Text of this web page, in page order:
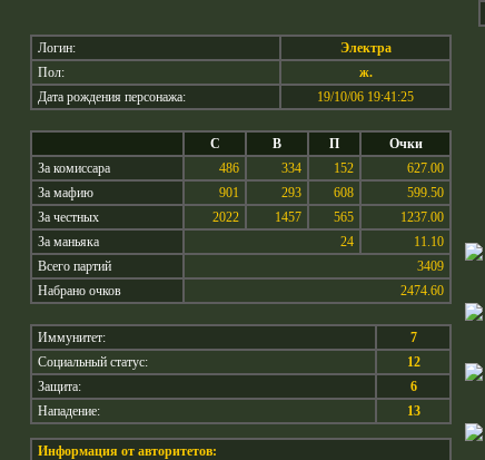
Логин:
Электра
Пол:
ж.
Дата рождения персонажа:
19/10/06 19:41:25
С В П
Очки
За комиссара
486 334 152
627.00
За мафию
901 293 608
599.50
За честных
2022 1457 565
1237.00
За маньяка
24
11.10
Всего партий
3409
Набрано очков
2474.60
Иммунитет:
7
Социальный статус:
12
Защита:
6
Нападение:
13
Информация от авторитетов: